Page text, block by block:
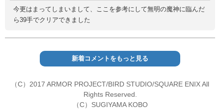
今更はまってしまいまして、ここを参考にして無明の魔神に臨んだ
ら39手でクリアできました
新着コメントをもっと見る
（C）2017 ARMOR PROJECT/BIRD STUDIO/SQUARE ENIX All
Rights Reserved.
（C）SUGIYAMA KOBO